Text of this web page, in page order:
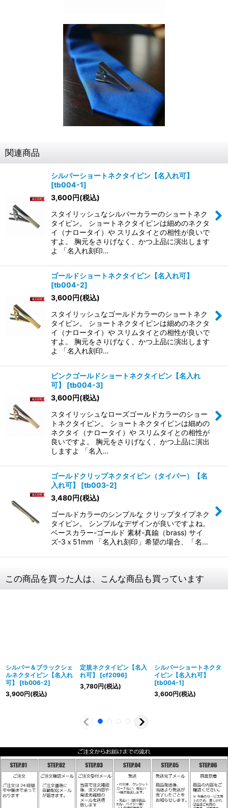
関連商品
シルバーショートネクタイピン【名入れ可】
[tb004-1]
3,600円(税込)
スタイリッシュなシルバーカラーのショートネク
タイピン。 ショートネクタイピンは細めのネクタ
イ（ナロータイ）や スリムタイとの相性が良いで
すよ。 胸元をさりげなく、かつ上品に演出します
よ 「名入れ刻印…
ゴールドショートネクタイピン【名入れ可】
[tb004-2]
3,600円(税込)
スタイリッシュなゴールドカラーのショートネク
タイピン。 ショートネクタイピンは細めのネクタ
イ（ナロータイ）や スリムタイとの相性が良いで
すよ。 胸元をさりげなく、かつ上品に演出します
よ 「名入れ刻印…
ピンクゴールドショートネクタイピン【名入れ
可】
[tb004-3]
3,600円(税込)
スタイリッシュなローズゴールドカラーのショー
トネクタイピン。 ショートネクタイピンは細めの
ネクタイ（ナロータイ）や スリムタイとの相性が
良いですよ。 胸元をさりげなく、かつ上品に演出
しますよ 「名入…
ゴールドクリップネクタイピン（タイバー）【名
入れ可】
[tb003-2]
3,480円(税込)
ゴールドカラーのシンプルな クリップタイプネク
タイピン。 シンプルなデザインが良いですよね。
ベースカラー-ゴールド 素材-真鍮（brass) サイ
ズ-3ｘ51mm 「名入れ刻印」希望の場合、「名…
この商品を買った人は、こんな商品も買っています
シルバー＆ブラックシェ
ルネクタイピン【名入れ
可】
[tb006-2]
3,900円(税込)
定規ネクタイピン【名入
れ可】
[cf2096]
3,780円(税込)
シルバーショートネクタ
イピン【名入れ可】
[tb004-1]
3,600円(税込)